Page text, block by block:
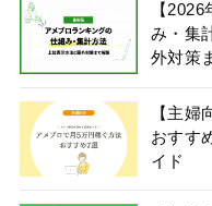
【
み・集
外対策
【主
おすす
イド